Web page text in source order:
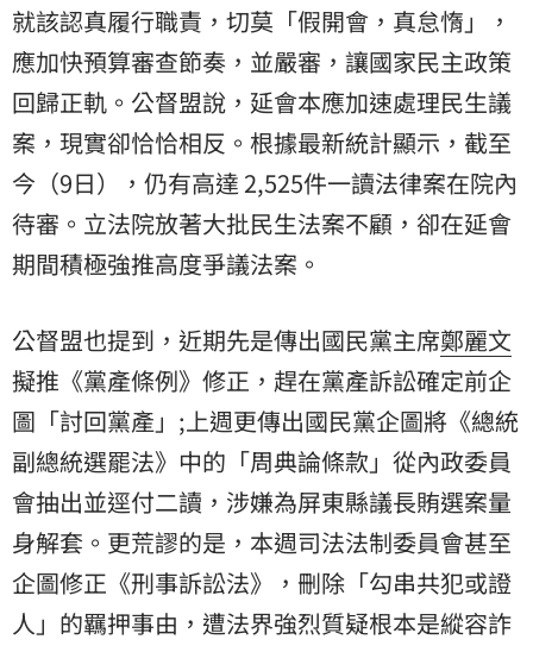
就該認真履行職責，切莫「假開會，真怠惰」，
應加快預算審查節奏，並嚴審，讓國家民主政策
回歸正軌。公督盟說，延會本應加速處理民生議
案，現實卻恰恰相反。根據最新統計顯示，截至
今（9日），仍有高達 2,525件一讀法律案在院內
待審。立法院放著大批民生法案不顧，卻在延會
期間積極強推高度爭議法案。
公督盟也提到，近期先是傳出國民黨主席鄭麗文
擬推《黨產條例》修正，趕在黨產訴訟確定前企
圖「討回黨產」;上週更傳出國民黨企圖將《總統
副總統選罷法》中的「周典論條款」從內政委員
會抽出並逕付二讀，涉嫌為屏東縣議長賄選案量
身解套。更荒謬的是，本週司法法制委員會甚至
企圖修正《刑事訴訟法》，刪除「勾串共犯或證
人」的羈押事由，遭法界強烈質疑根本是縱容詐